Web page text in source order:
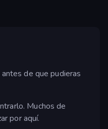
de que pudieras
Muchos de
por aquí.